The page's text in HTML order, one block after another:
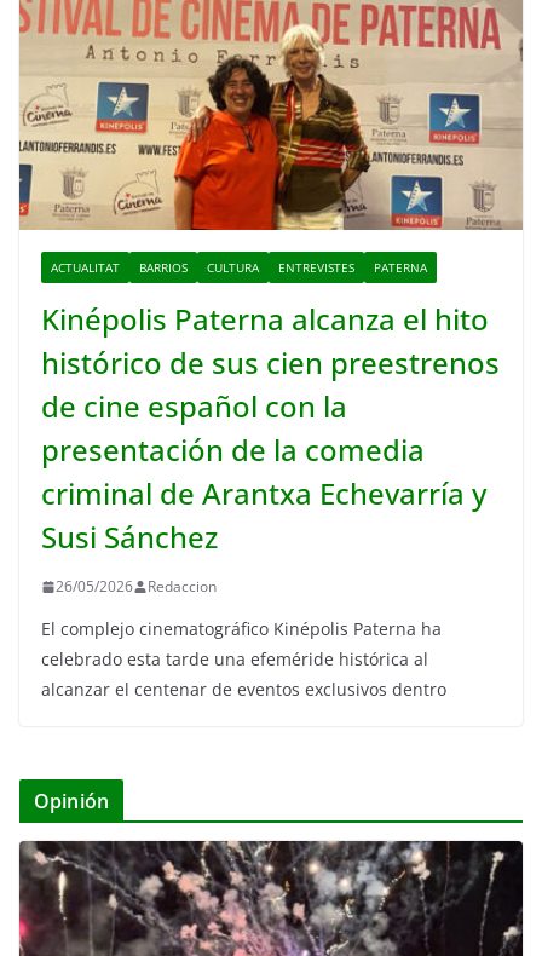
ACTUALITAT BARRIOS CULTURA ENTREVISTES PATERNA
Kinépolis Paterna alcanza el hito
histórico de sus cien preestrenos
de cine español con la
presentación de la comedia
criminal de Arantxa Echevarría y
Susi Sánchez
26/05/2026 Redaccion
El complejo cinematográfico Kinépolis Paterna ha
celebrado esta tarde una efeméride histórica al
alcanzar el centenar de eventos exclusivos dentro
Opinión